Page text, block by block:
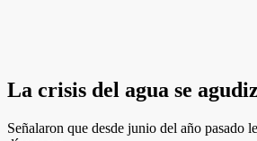
La crisis del agua se
Señalaron que desde junio del año pasado